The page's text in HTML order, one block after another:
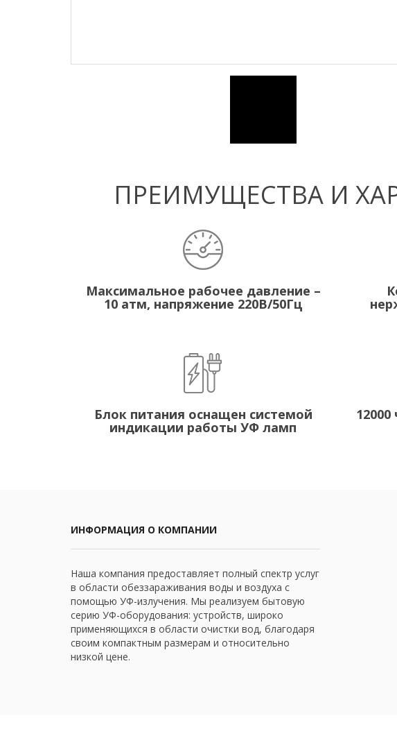
ПРЕИМУЩЕСТВА И
Максимальное рабочее давление –
10 атм, напряжение 220В/50Гц
Блок питания оснащен системой
индикации работы УФ ламп
ИНФОРМАЦИЯ О КОМПАНИИ
Наша компания предоставляет полный спектр услуг
в области обеззараживания воды и воздуха с
помощью УФ-излучения. Мы реализуем бытовую
серию УФ-оборудования: устройств, широко
применяющихся в области очистки вод, благодаря
своим компактным размерам и относительно
низкой цене.